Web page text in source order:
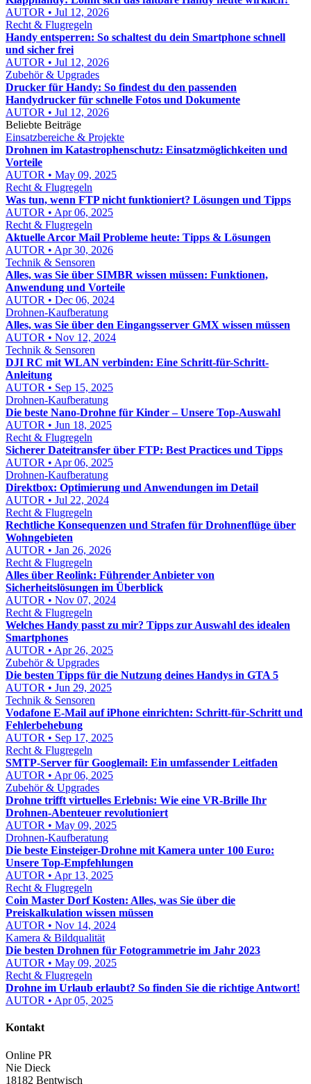
AUTOR • Jul 12, 2026
Recht & Flugregeln
Handy entsperren: So schaltest du dein Smartphone schnell
und sicher frei
AUTOR • Jul 12, 2026
Zubehör & Upgrades
Drucker für Handy: So findest du den passenden
Handydrucker für schnelle Fotos und Dokumente
AUTOR • Jul 12, 2026
Beliebte Beiträge
Einsatzbereiche & Projekte
Drohnen im Katastrophenschutz: Einsatzmöglichkeiten und
Vorteile
AUTOR • May 09, 2025
Recht & Flugregeln
Was tun, wenn FTP nicht funktioniert? Lösungen und Tipps
AUTOR • Apr 06, 2025
Recht & Flugregeln
Aktuelle Arcor Mail Probleme heute: Tipps & Lösungen
AUTOR • Apr 30, 2026
Technik & Sensoren
Alles, was Sie über SIMBR wissen müssen: Funktionen,
Anwendung und Vorteile
AUTOR • Dec 06, 2024
Drohnen-Kaufberatung
Alles, was Sie über den Eingangsserver GMX wissen müssen
AUTOR • Nov 12, 2024
Technik & Sensoren
DJI RC mit WLAN verbinden: Eine Schritt-für-Schritt-
Anleitung
AUTOR • Sep 15, 2025
Drohnen-Kaufberatung
Die beste Nano-Drohne für Kinder – Unsere Top-Auswahl
AUTOR • Jun 18, 2025
Recht & Flugregeln
Sicherer Dateitransfer über FTP: Best Practices und Tipps
AUTOR • Apr 06, 2025
Drohnen-Kaufberatung
Direktbox: Optimierung und Anwendungen im Detail
AUTOR • Jul 22, 2024
Recht & Flugregeln
Rechtliche Konsequenzen und Strafen für Drohnenflüge über
Wohngebieten
AUTOR • Jan 26, 2026
Recht & Flugregeln
Alles über Reolink: Führender Anbieter von
Sicherheitslösungen im Überblick
AUTOR • Nov 07, 2024
Recht & Flugregeln
Welches Handy passt zu mir? Tipps zur Auswahl des idealen
Smartphones
AUTOR • Apr 26, 2025
Zubehör & Upgrades
Die besten Tipps für die Nutzung deines Handys in GTA 5
AUTOR • Jun 29, 2025
Technik & Sensoren
Vodafone E‑Mail auf iPhone einrichten: Schritt‑für‑Schritt und
Fehlerbehebung
AUTOR • Sep 17, 2025
Recht & Flugregeln
SMTP-Server für Googlemail: Ein umfassender Leitfaden
AUTOR • Apr 06, 2025
Zubehör & Upgrades
Drohne trifft virtuelles Erlebnis: Wie eine VR-Brille Ihr
Drohnen-Abenteuer revolutioniert
AUTOR • May 09, 2025
Drohnen-Kaufberatung
Die beste Einsteiger-Drohne mit Kamera unter 100 Euro:
Unsere Top-Empfehlungen
AUTOR • Apr 13, 2025
Recht & Flugregeln
Coin Master Dorf Kosten: Alles, was Sie über die
Preiskalkulation wissen müssen
AUTOR • Nov 14, 2024
Kamera & Bildqualität
Die besten Drohnen für Fotogrammetrie im Jahr 2023
AUTOR • May 09, 2025
Recht & Flugregeln
Drohne im Urlaub erlaubt? So finden Sie die richtige Antwort!
AUTOR • Apr 05, 2025
Kontakt
Online PR
Nie Dieck
18182 Bentwisch